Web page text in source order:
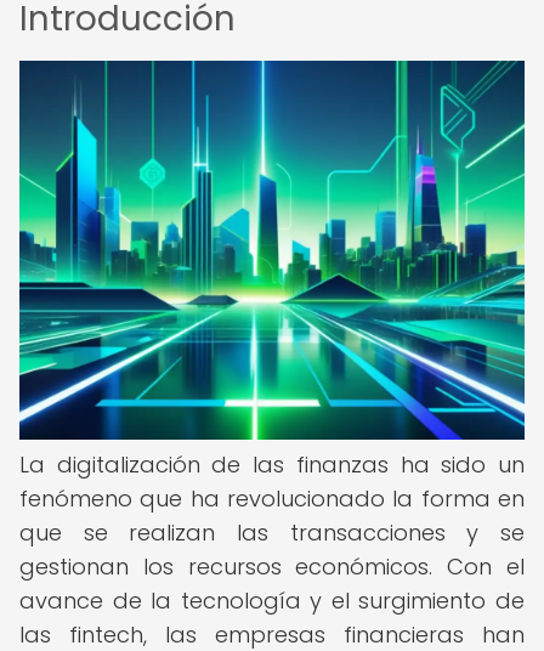
Introducción
La digitalización de las finanzas ha sido un
fenómeno que ha revolucionado la forma en
que se realizan las transacciones y se
gestionan los recursos económicos. Con el
avance de la tecnología y el surgimiento de
las fintech, las empresas financieras han